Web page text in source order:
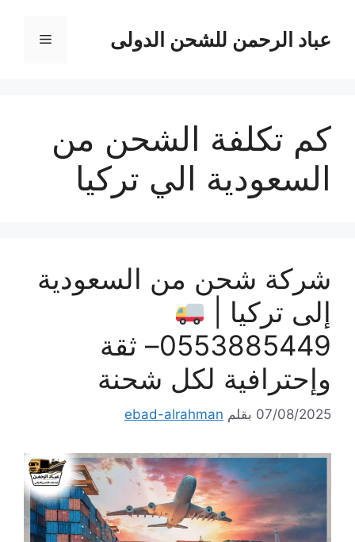
المحتوىعباد الرحمن للشحن الدولى القائمة
كم تكلفة الشحن من
السعودية الي تركيا
شركة شحن من السعودية
إلى تركيا |
0553885449– ثقة
وإحترافية لكل شحنة
07/08/2025 بقلم ebad-alrahman